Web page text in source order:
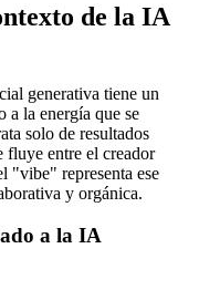
de la IA
generativa tiene un
a la energía que se
solo de resultados
fluye entre el creador
"vibe" representa ese
y orgánica.
a la IA